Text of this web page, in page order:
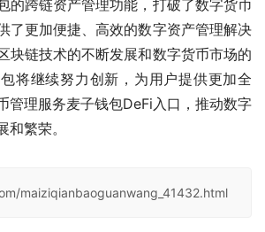
的跨链资产管理功能，打破了数字货币
了更加便捷、高效的数字资产管理解决
块链技术的不断发展和数字货币市场的
将继续努力创新，为用户提供更加全
管理服务麦子钱包DeFi入口，推动数字
繁荣。
maiziqianbaoguanwang_41432.html